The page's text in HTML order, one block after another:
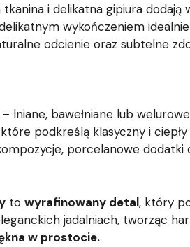
tkanina i delikatna gipiura
wykończeniem
odcienie oraz subtelne
– lniane, bawełniane lub
podkreślą klasyczny i
porcelanowe
to wyrafinowany detal, który
jadalniach, tworząc
w prostocie.